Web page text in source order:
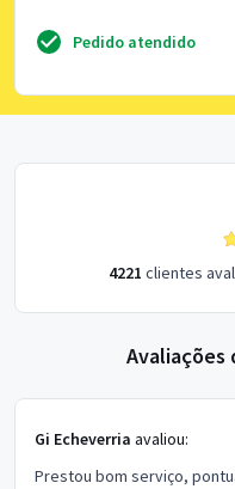
Pedido atendido
4221 clientes
Avaliações
Gi Echeverria avaliou:
Prestou bom serviço,